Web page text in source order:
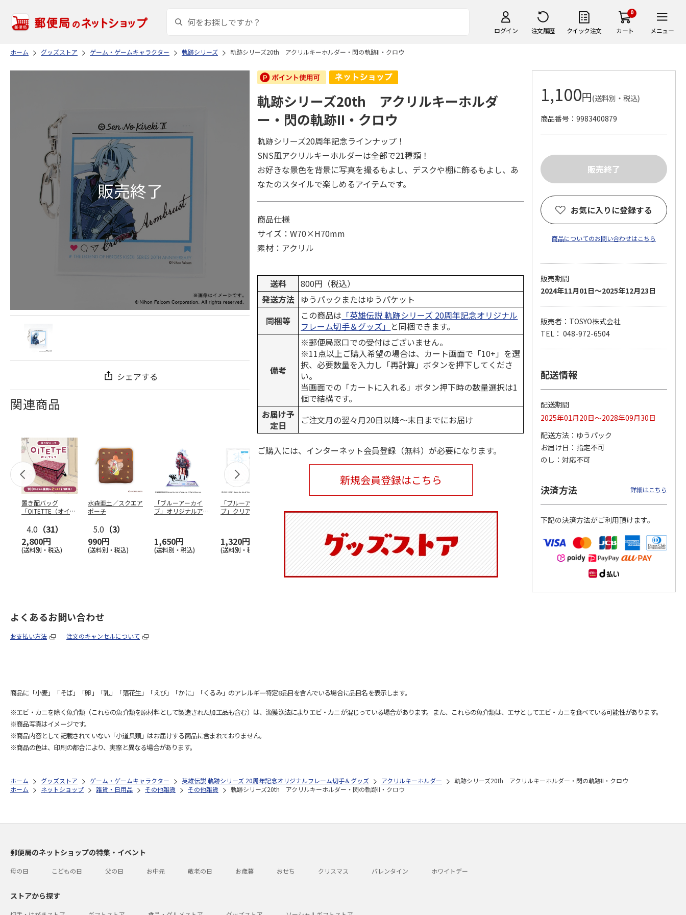
ログイン 注文履歴 クイック注文
0
カート メニュー
ホーム グッズストア ゲーム・ゲームキャラクター 軌跡シリーズ 軌跡シリーズ20th アクリルキーホルダー・閃の軌跡II・クロウ
シェアする
関連商品
置き配バッグ
「OITETTE（オイテ
4.0 （31）
2,800円
(送料別・税込)
水森亜土／スクエア
ポーチ
5.0 （3）
990円
(送料別・税込)
「ブルーアーカイ
ブ」オリジナルアク
1,650円
(送料別・税込)
「ブルーアーカイ
ブ」クリアファイル
1,320円
(送料別・税込)
奇妙な冒険 黄金の
風』チョコラータと
セッ
5.0
(送料別・税込)
ーセット
600円
(送料別・税込)
ケース
5.0
1,100円
(送料別・税込)
令和八年七月場所
優勝力士純金製小判
【安青錦】
リラックマ／クリア
750円
(送料別・税込)
「犬夜叉」アクリル
（殺生丸）
3,300円
(送料別・税込)
軌跡シリーズ20th アクリルキーホルダ
ー・閃の軌跡II・クロウ
軌跡シリーズ20周年記念ラインナップ！
SNS風アクリルキーホルダーは全部で21種類！
お好きな景色を背景に写真を撮るもよし、デスクや棚に飾るもよし、あ
なたのスタイルで楽しめるアイテムです。
商品仕様
サイズ：W70×H70mm
素材：アクリル
送料
800円（税込）
発送方法 ゆうパックまたはゆうパケット
同梱等
この商品は 「英雄伝説 軌跡シリーズ 20周年記念オリジナル
フレーム切手＆グッズ」 と同梱できます。
備考
※郵便局窓口での受付はございません。
※11点以上ご購入希望の場合は、カート画面で「10+」を選
択、必要数量を入力し「再計算」ボタンを押下してくださ
い。
当画面での「カートに入れる」ボタン押下時の数量選択は1
個で結構です。
お届け予
定日
ご注文月の翌々月20日以降～末日までにお届け
ご購入には、インターネット会員登録（無料）が必要になります。
新規会員登録はこちら
1,100円(送料別・税込)
商品番号
9983400879
お気に入りに登録する
商品についてのお問い合わせはこちら
販売期間
2024年11月01日～2025年12月23日
販売者：TOSYO株式会社
TEL： 048-972-6504
配送情報
配送期間
2025年01月20日～2028年09月30日
配送方法
ゆうパック
お届け日
指定不可
のし
対応不可
決済方法 詳細はこちら
下記の決済方法がご利用頂けます。
よくあるお問い合わせ
お支払い方法 注文のキャンセルについて
商品に「小麦」「そば」「卵」「乳」「落花生」「えび」「かに」「くるみ」のアレルギー特定8品目を含んでいる場合に品目名を表示します。
※エビ・カニを除く魚介類（これらの魚介類を原材料として製造された加工品も含む）は、漁獲漁法によりエビ・カニが混じっている場合があります。また、これらの魚介類は、エサとしてエビ・カニを食べている可能性があります。
※商品写真はイメージです。
※商品内容として記載されていない「小道具類」はお届けする商品に含まれておりません。
※商品の色は、印刷の都合により、実際と異なる場合があります。
ホーム グッズストア ゲーム・ゲームキャラクター 英雄伝説 軌跡シリーズ 20周年記念オリジナルフレーム切手＆グッズ アクリルキーホルダー
軌跡シリーズ20th アクリルキーホルダー・閃の軌跡II・クロウ
ホーム
ネットショップ 雑貨・日用品 その他雑貨 その他雑貨 軌跡シリーズ20th アクリルキーホルダー・閃の軌跡II・クロウ
郵便局のネットショップの特集・イベント
母の日 こどもの日 父の日 お中元 敬老の日 お歳暮 おせち クリスマス バレンタイン ホワイトデー
ストアから探す